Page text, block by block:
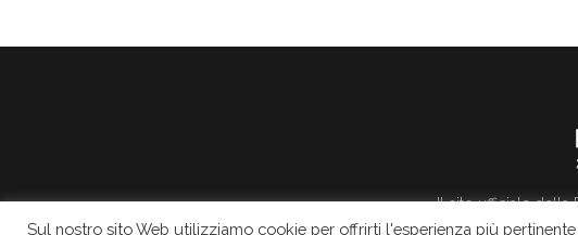
Il sito ufficiale della
Sul nostro sito Web utilizziamo cookie per offrirti l'esperienza più